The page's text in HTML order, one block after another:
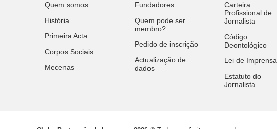
Quem somos
História
Primeira Acta
Corpos Sociais
Mecenas
Fundadores
Quem pode ser
membro?
Pedido de inscrição
Actualização de
dados
Carteira
Profissional de
Jornalista
Código
Deontológico
Lei de Imprensa
Estatuto do
Jornalista